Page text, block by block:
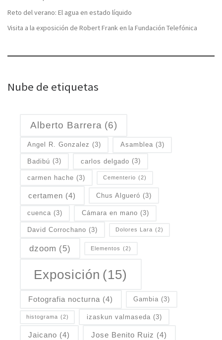
Reto del verano: El agua en estado líquido
Visita a la exposición de Robert Frank en la Fundación Telefónica
Nube de etiquetas
Alberto Barrera (6)
Angel R. Gonzalez (3) Asamblea (3)
Badibú (3) carlos delgado (3)
carmen hache (3) Cementerio (2)
certamen (4) Chus Algueró (3)
cuenca (3) Cámara en mano (3)
David Corrochano (3) Dolores Lara (2)
dzoom (5) Elementos (2)
Exposición (15)
Fotografia nocturna (4) Gambia (3)
histograma (2) izaskun valmaseda (3)
Jaicano (4) Jose Benito Ruiz (4)